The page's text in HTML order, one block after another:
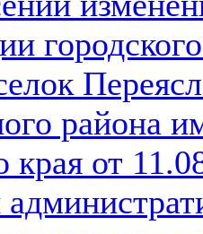
района
края от